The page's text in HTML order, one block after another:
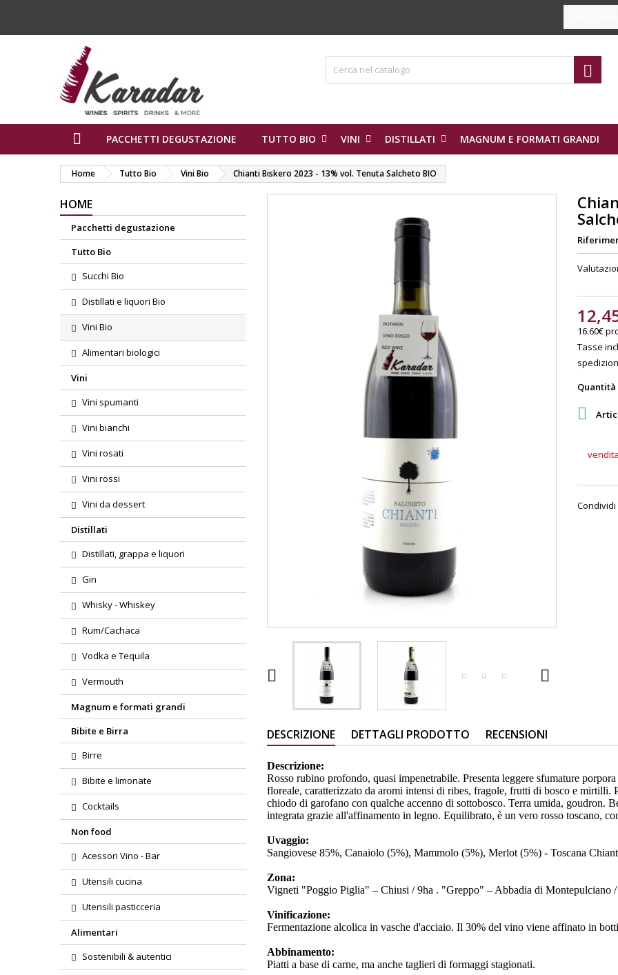

PACCHETTI DEGUSTAZIONE TUTTO BIO VINI DISTILLATI MAGNUM E FORMATI GRANDI
Home Tutto Bio Vini Bio Chianti Biskero 2023 - 13% vol. Tenuta Salcheto BIO
HOME
Pacchetti degustazione
Tutto Bio
Succhi Bio
Distillati e liquori Bio
Vini Bio
Alimentari biologici
Vini
Vini spumanti
Vini bianchi
Vini rosati
Vini rossi
Vini da dessert
Distillati
Distillati, grappa e liquori
Gin
Whisky - Whiskey
Rum/Cachaca
Vodka e Tequila
Vermouth
Magnum e formati grandi
Bibite e Birra
Birre
Bibite e limonate
Cocktails
Non food
Acessori Vino - Bar
Utensili cucina
Utensili pasticceria
Alimentari
Sostenibili & autentici
 
16.60€
Tasse
Quantità

Condividi
DESCRIZIONE DETTAGLI PRODOTTO RECENSIONI
Descrizione:
Rosso rubino profondo, quasi impenetrabile. Presenta leggere sfumature
floreale, caratterizzato da aromi intensi di ribes, fragole, frutti di bosco e mirtilli.
chiodo di garofano con qualche accenno di sottobosco. Terra umida, goudron.
integrata grazie all'affinamento in legno. Equilibrato, è un vero rosso toscano,
Uvaggio:
Sangiovese 85%, Canaiolo (5%), Mammolo (5%), Merlot (5%) - Toscana
Zona:
Vigneti "Poggio Piglia" – Chiusi / 9ha . "Greppo" – Abbadia di Montepulciano
Vinificazione:
Fermentazione alcolica in vasche d'acciaio. Il 30% del vino viene affinato in
Abbinamento:
Piatti a base di carne, ma anche taglieri di formaggi stagionati.